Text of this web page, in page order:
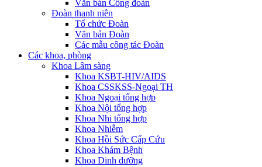
Văn bản Công đoàn
Đoàn thanh niên
Tổ chức Đoàn
Văn bản Đoàn
Các mẫu công tác Đoàn
Các khoa, phòng
Khoa Lâm sàng
Khoa KSBT-HIV/AIDS
Khoa CSSKSS-Ngoại TH
Khoa Ngoại tổng hợp
Khoa Nội tổng hợp
Khoa Nhi tổng hợp
Khoa Nhiễm
Khoa Hồi Sức Cấp Cứu
Khoa Khám Bệnh
Khoa Dinh dưỡng